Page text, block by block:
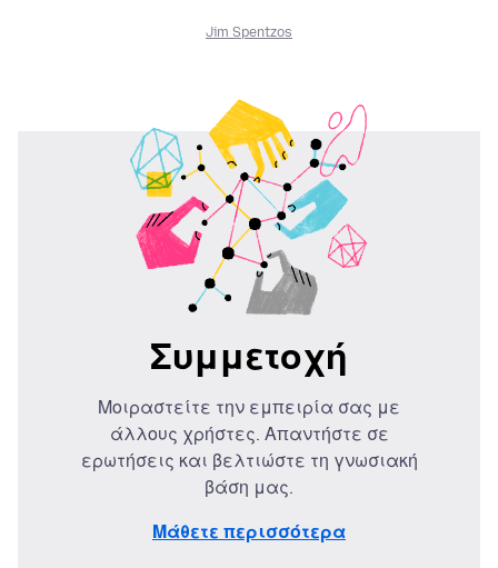
Jim Spentzos
Συμμετοχή
Μοιραστείτε την εμπειρία σας με
άλλους χρήστες. Απαντήστε σε
ερωτήσεις και βελτιώστε τη γνωσιακή
βάση μας.
Μάθετε περισσότερα